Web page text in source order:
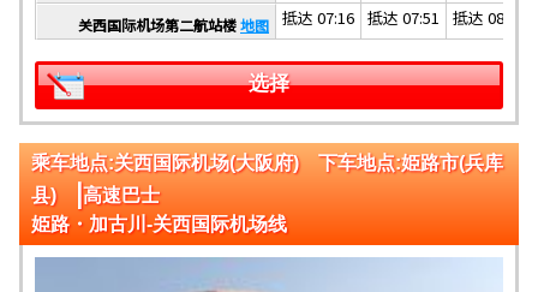
关西国际机场第二航站楼地图 抵达 07:16 抵达 07:51 抵达 08:21
选择
乘车地点:关西国际机场(大阪府) 下车地点:姫路市(兵库
县) |高速巴士
姫路・加古川-关西国际机场线